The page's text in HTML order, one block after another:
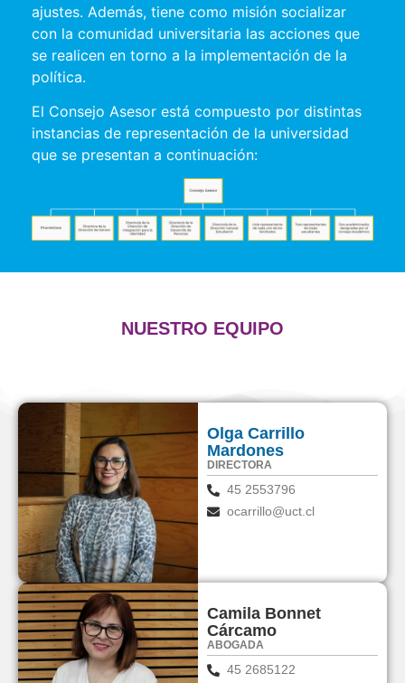
ajustes. Además, tiene como misión socializar
con la comunidad universitaria las acciones que
se realicen en torno a la implementación de la
política.
El Consejo Asesor está compuesto por distintas
instancias de representación de la universidad
que se presentan a continuación:
NUESTRO EQUIPO
Olga Carrillo
Mardones
DIRECTORA
45 2553796
ocarrillo@uct.cl
Camila Bonnet
Cárcamo
ABOGADA
45 2685122